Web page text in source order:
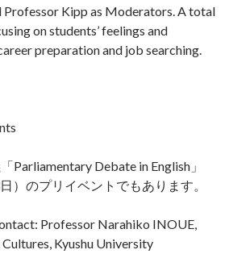
Professor Kipp as Moderators. A total
on students’ feelings and
preparation and job searching.
Parliamentary Debate in English」
）のプリイベントでもあります。
Professor Narahiko INOUE,
Kyushu University